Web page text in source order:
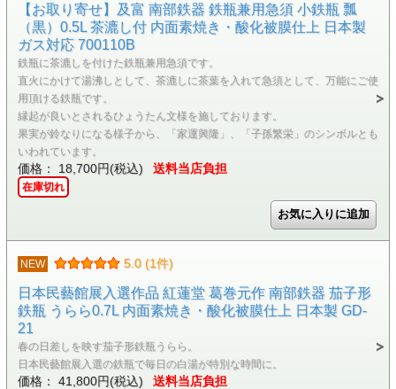
【お取り寄せ】及富 南部鉄器 鉄瓶兼用急須 小鉄瓶 瓢
（黒）0.5L 茶漉し付 内面素焼き・酸化被膜仕上 日本製
ガス対応 700110B
鉄瓶に茶漉しを付けた鉄瓶兼用急須です。
直火にかけて湯沸しとして、茶漉しに茶葉を入れて急須として、万能にご使
用頂ける鉄瓶です。
縁起が良いとされるひょうたん文様を施しております。
果実が鈴なりになる様子から、「家運興隆」、「子孫繁栄」のシンボルとも
いわれています。
価格： 18,700円(税込) 送料当店負担
在庫切れ
NEW 5.0 (1件)
日本民藝館展入選作品 紅蓮堂 葛巻元作 南部鉄器 茄子形
鉄瓶 うらら0.7L 内面素焼き・酸化被膜仕上 日本製 GD-
21
春の日差しを映す茄子形鉄瓶うらら。
日本民藝館展入選の鉄瓶で毎日の白湯が特別な時間に。
価格： 41,800円(税込) 送料当店負担